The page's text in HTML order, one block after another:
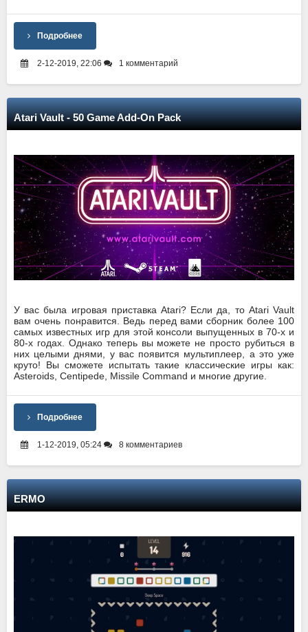
Подробнее
2-12-2019, 22:06 1 комментарий
Atari Vault - 50 Game Add-On Pack
У вас была игровая приставка Atari? Если да, то Atari Vault
вам очень понравится. Ведь перед вами сборник более 100
самых известных игр для этой консоли выпущенных в 70-х и
80-х годах. Однако теперь вы можете не просто рубиться в
них целыми днями, у вас появится мультиплеер, а это уже
круто! Вы сможете испытать такие классические игры как:
Asteroids, Centipede, Missile Command и многие другие.
Подробнее
1-12-2019, 05:24 8 комментариев
ERMO